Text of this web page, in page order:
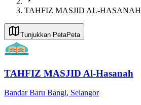
TAHFIZ MASJID AL-HASANAH
Tunjukkan PetaPeta
TAHFIZ MASJID Al-Hasanah
Bandar Baru Bangi, Selangor